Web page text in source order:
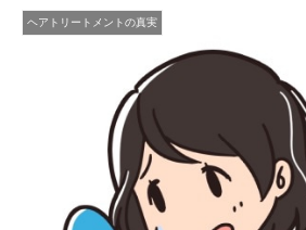
ヘアトリートメントの真実